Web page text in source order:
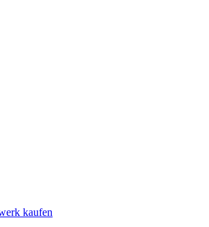
kaufen